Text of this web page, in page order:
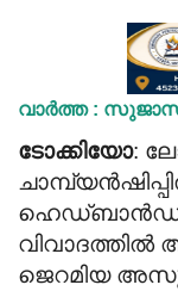
വാർത്ത :
ടോക്കിയോ:
ഹെഡ്ബാന്‍ഡ്
വിവാദത്തില്‍
ജെറമിയ